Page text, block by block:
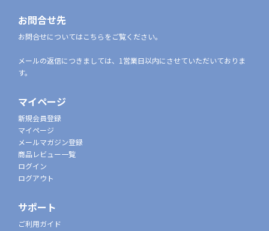
お問合せ先
お問合せについてはこちらをご覧ください。
メールの返信につきましては、1営業日以内にさせていただいておりま
す。
マイページ
新規会員登録
マイページ
メールマガジン登録
商品レビュー一覧
ログイン
ログアウト
サポート
ご利用ガイド